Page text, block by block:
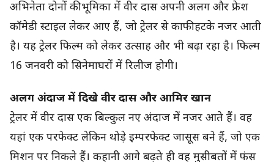
अभिनेता दोनों की भूमिका में वीर दास अपनी अलग और फ्रेश
कॉमेडी स्टाइल लेकर आए हैं, जो ट्रेलर से काफी हटके नजर आती
है। यह ट्रेलर फिल्म को लेकर उत्साह और भी बढ़ा रहा है। फिल्म
16 जनवरी को सिनेमाघरों में रिलीज होगी।
अलग अंदाज में दिखे वीर दास और आमिर खान
ट्रेलर में वीर दास एक बिल्कुल नए अंदाज में नजर आते हैं। वह
यहां एक परफेक्ट लेकिन थोड़े इम्परफेक्ट जासूस बने हैं, जो एक
मिशन पर निकले हैं। कहानी आगे बढ़ते ही वह मुसीबतों में फंस